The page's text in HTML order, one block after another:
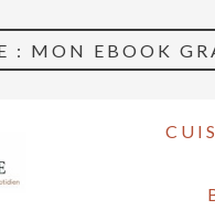
: MON EBOOK